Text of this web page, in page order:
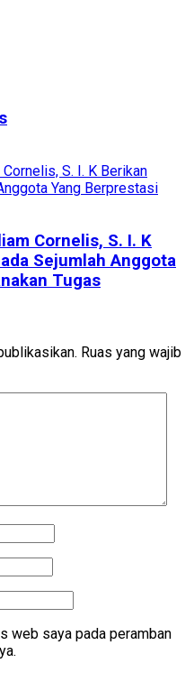
Cornelis, S. I. K
Sejumlah Anggota
Tugas
Ruas yang wajib
web saya pada peramban